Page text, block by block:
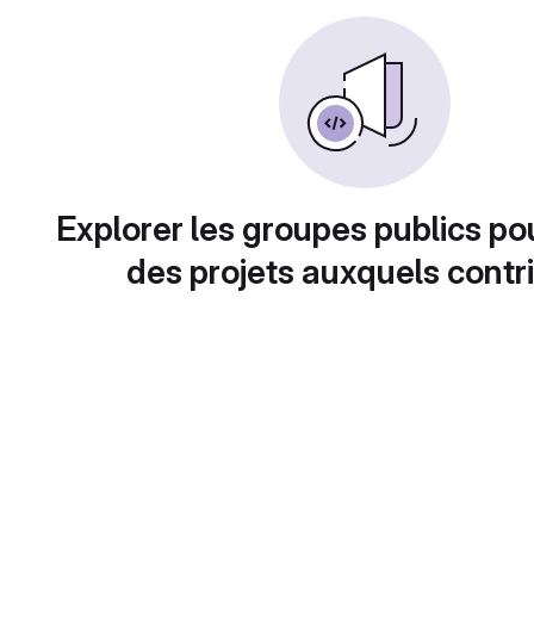
Explorer les groupes publics
des projets auxquels